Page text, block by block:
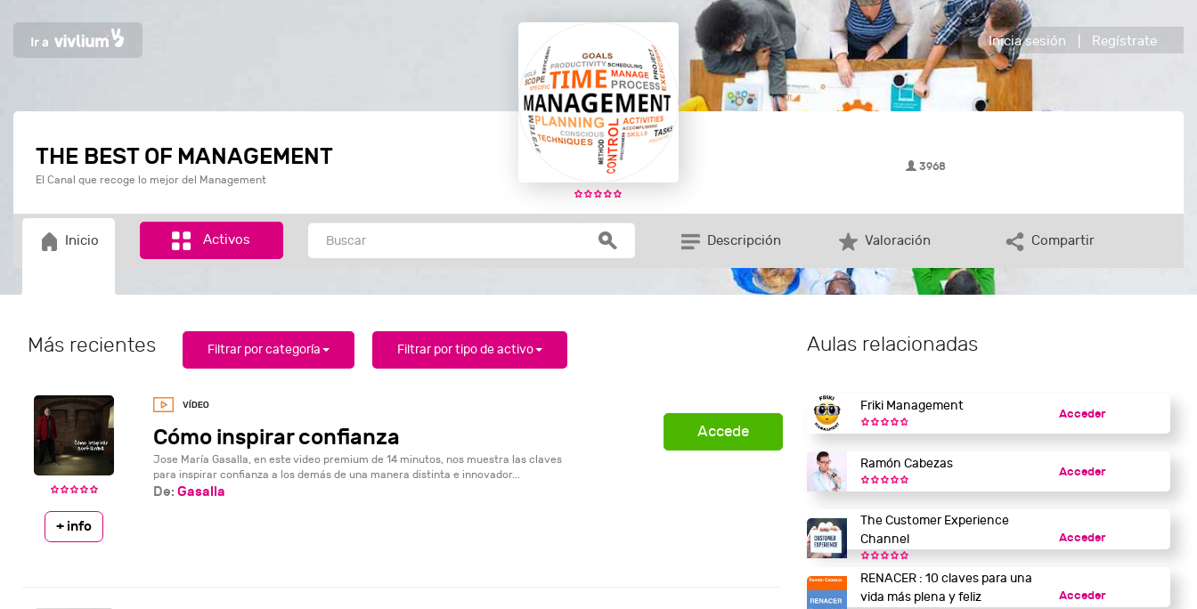
Inicia sesión Regístrate
THE BEST OF MANAGEMENT
El Canal que recoge lo mejor del Management
3968
Inicio Activos Descripción Valoración Compartir
Más recientes Filtrar por categoría Filtrar por tipo de activo
Cómo inspirar confianza
Jose María Gasalla, en este video premium de 14 minutos, nos muestra las claves
para inspirar confianza a los demás de una manera distinta e innovador...
Accede
+ info
De: Gasalla
Aulas relacionadas
Friki Management
Acceder
Ramón Cabezas
Acceder
The Customer Experience
Channel
Acceder
RENACER : 10 claves para una
vida más plena y feliz
Acceder